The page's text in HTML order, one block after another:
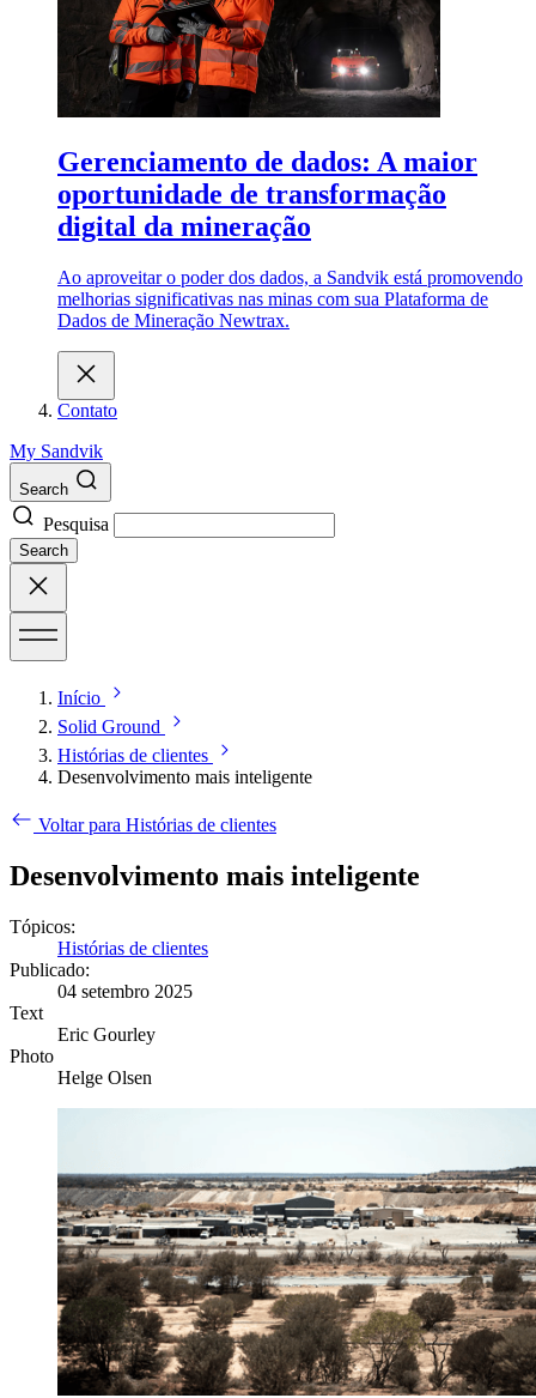
Gerenciamento de dados: A maior
oportunidade de transformação
digital da mineração
Ao aproveitar o poder dos dados, a Sandvik está promovendo
melhorias significativas nas minas com sua Plataforma de
Dados de Mineração Newtrax.
Contato
My Sandvik
Search
Pesquisa
Search
Início
Solid Ground
Histórias de clientes
Desenvolvimento mais inteligente
Voltar para Histórias de clientes
Desenvolvimento mais inteligente
Tópicos:
Histórias de clientes
Publicado:
04 setembro 2025
Text
Eric Gourley
Photo
Helge Olsen